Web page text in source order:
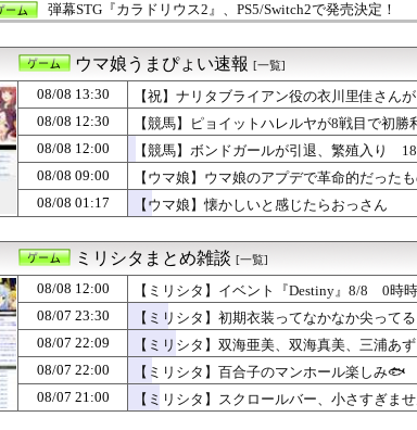
弾幕STG『カラドリウス2』、PS5/Switch2で発売決定！
大人気Vtuberぺこーら「ポケモンの会社さんが作った新
【競馬】ピョイットハレルヤが8戦目で初勝利！久しぶり
【FEH】シーダって実は巨乳じゃなかったりすんの？
『新桃太郎伝説』というゲーム知ってるか？
【ウマ娘】8/9(日) 12:00より、レジェンドレースの開催決
ちびまるこちゃんのゲームがもし今でたらどんなのにな
【ミリシタ】イベント『Destiny』8/8 0時時点でのポイ
【悲報】浜口直樹氏「FF7リバースの大量コンテンツでプ
【ポケモンチャンピオンズ】最終1位の構築が型破りすぎ
【ドラクエウォーク】ワンパン前提のメガモンに不満？
【競馬】ボンドガールが引退、繁殖入り 18戦1勝 重賞
『スーパーダンガンロンパ2×2』少なくとも此方の予想に
【ウマ娘】夏の某イベントの売り子さん
モニター24と27で迷ってるんだが…
PSって今年話題のゲームほぼあそべてないけどなにして
【ウマ娘】4コマ「トランとアキュートの潮干狩り！」
『プレイステーション2』出た時って衝撃だったよな
【悲報】Switch2のゲームがやりたいのに内蔵容量が足り
ウマ娘うまぴょい速報 [一覧]
08/08 13:30
【祝】ナリタブライアン役の衣川里佳さん
08/08 12:30
【競馬】ピョイットハレルヤが8戦目で初
08/08 12:00
【競馬】ボンドガールが引退、繁殖入り
08/08 09:00
【ウマ娘】ウマ娘のアプデで革命的だった
08/08 01:17
【ウマ娘】懐かしいと感じたらおっさん
ミリシタまとめ雑談 [一覧]
08/08 12:00
【ミリシタ】イベント『Destiny』8/8 0時
08/07 23:30
【ミリシタ】初期衣装ってなかなか尖って
08/07 22:09
【ミリシタ】双海亜美、双海真美、三浦あ
ガシャ』開催!! ボイスアイテム＆VCカード
08/07 22:00
【ミリシタ】百合子のマンホール楽しみ🐟
08/07 21:00
【ミリシタ】スクロールバー、小さすぎま